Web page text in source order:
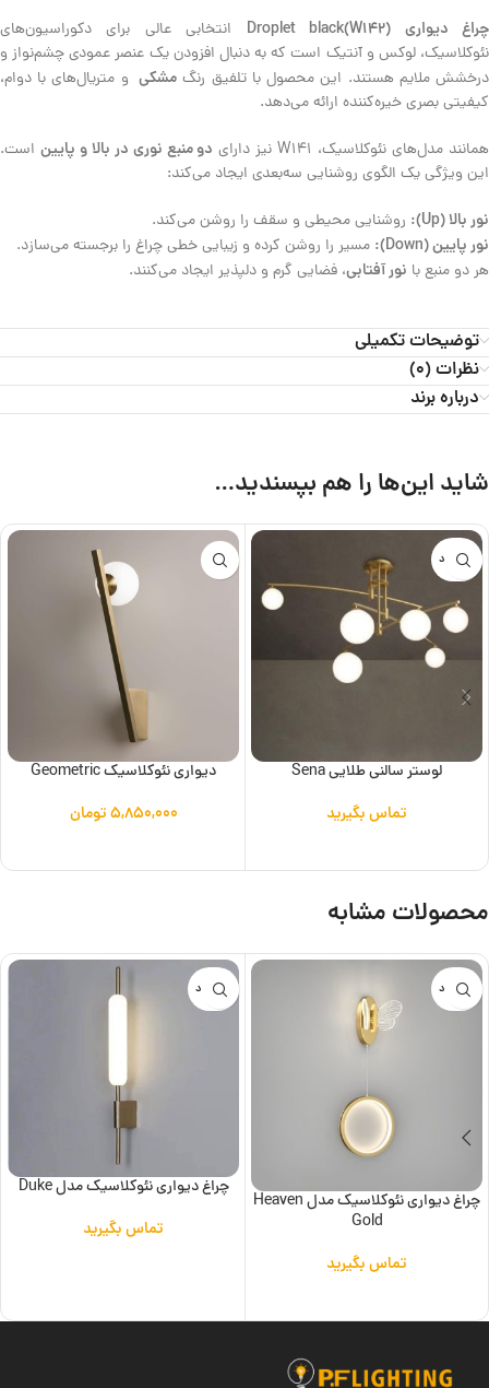
چراغ دیواری Droplet black(W142)
انتخابی عالی برای دکوراسیون‌های
نئوکلاسیک، لوکس و آنتیک است که به دنبال افزودن یک عنصر عمودی چشم‌نواز و
درخشش ملایم هستند. این محصول با تلفیق رنگ مشکی و متریال‌های با دوام،
کیفیتی بصری خیره‌کننده ارائه می‌دهد.
همانند مدل‌های نئوکلاسیک، W141 نیز دارای دو منبع نوری در بالا و پایین است.
این ویژگی یک الگوی روشنایی سه‌بعدی ایجاد می‌کند:
نور بالا (Up): روشنایی محیطی و سقف را روشن می‌کند.
نور پایین (Down):
مسیر را روشن کرده و زیبایی خطی چراغ را برجسته می‌سازد.
هر دو منبع با نور آفتابی، فضایی گرم و دلپذیر ایجاد می‌کنند.
توضیحات تکمیلی
نظرات (0)
درباره برند
شاید این‌ها را هم بپسندید…
ناموجود
لوستر سالنی طلایی Sena
تماس بگیرید
دیواری نئوکلاسیک Geometric
۵,۸۵۰,۰۰۰تومان
محصولات مشابه
ناموجود
چراغ دیواری نئوکلاسیک مدل Heaven
Gold
تماس بگیرید
ناموجود
چراغ دیواری نئوکلاسیک مدل Duke
تماس بگیرید